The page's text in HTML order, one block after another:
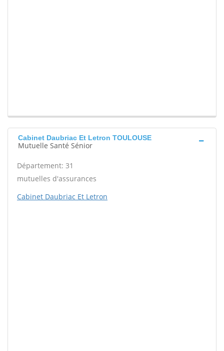
Cabinet Daubriac Et Letron TOULOUSE
Mutuelle Santé Sénior
Département: 31
mutuelles d'assurances
Cabinet Daubriac Et Letron